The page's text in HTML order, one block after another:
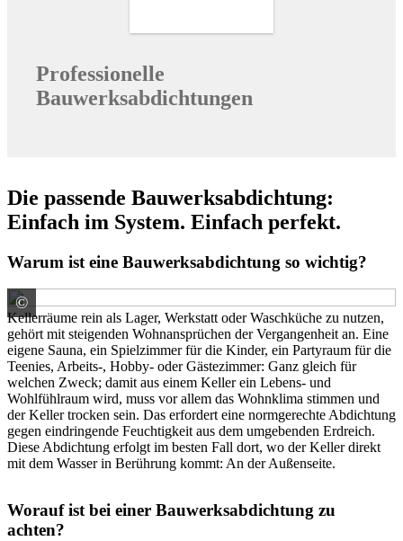
Professionelle
Bauwerksabdichtungen
Die passende Bauwerksabdichtung:
Einfach im System. Einfach perfekt.
Warum ist eine Bauwerksabdichtung so wichtig?
©
PCI Augsburg GmbH
Kellerräume rein als Lager, Werkstatt oder Waschküche zu nutzen,
gehört mit steigenden Wohnansprüchen der Vergangenheit an. Eine
eigene Sauna, ein Spielzimmer für die Kinder, ein Partyraum für die
Teenies, Arbeits-, Hobby- oder Gästezimmer: Ganz gleich für
welchen Zweck; damit aus einem Keller ein Lebens- und
Wohlfühlraum wird, muss vor allem das Wohnklima stimmen und
der Keller trocken sein. Das erfordert eine normgerechte Abdichtung
gegen eindringende Feuchtigkeit aus dem umgebenden Erdreich.
Diese Abdichtung erfolgt im besten Fall dort, wo der Keller direkt
mit dem Wasser in Berührung kommt: An der Außenseite.
Worauf ist bei einer Bauwerksabdichtung zu
achten?